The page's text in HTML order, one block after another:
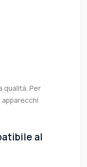
qualità. Per
al